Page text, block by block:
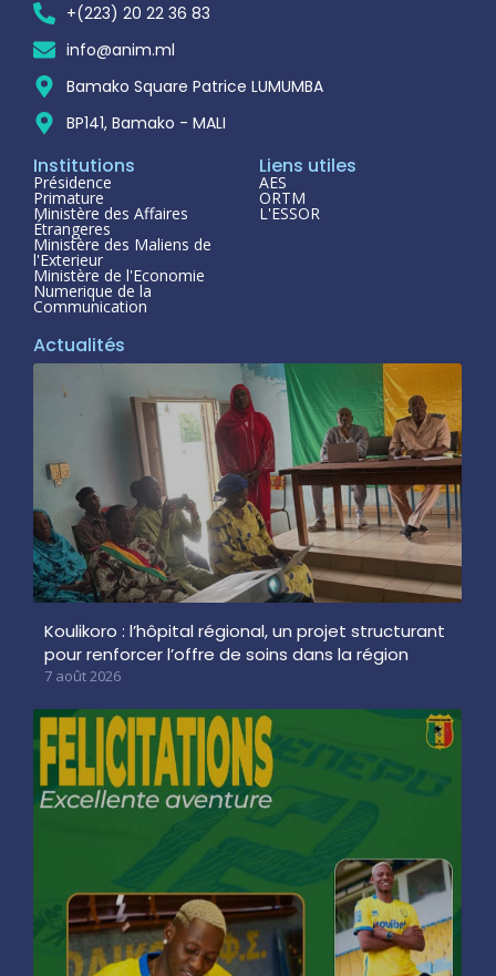
+(223) 20 22 36 83
info@anim.ml
Bamako Square Patrice LUMUMBA
BP141, Bamako - MALI
Institutions
Présidence
Primature
Ministère des Affaires
Étrangeres
Ministère des Maliens de
l'Exterieur
Ministère de l'Economie
Numerique de la
Communication
Liens utiles
AES
ORTM
L'ESSOR
Actualités
Koulikoro : l’hôpital régional, un projet structurant
pour renforcer l’offre de soins dans la région
7 août 2026